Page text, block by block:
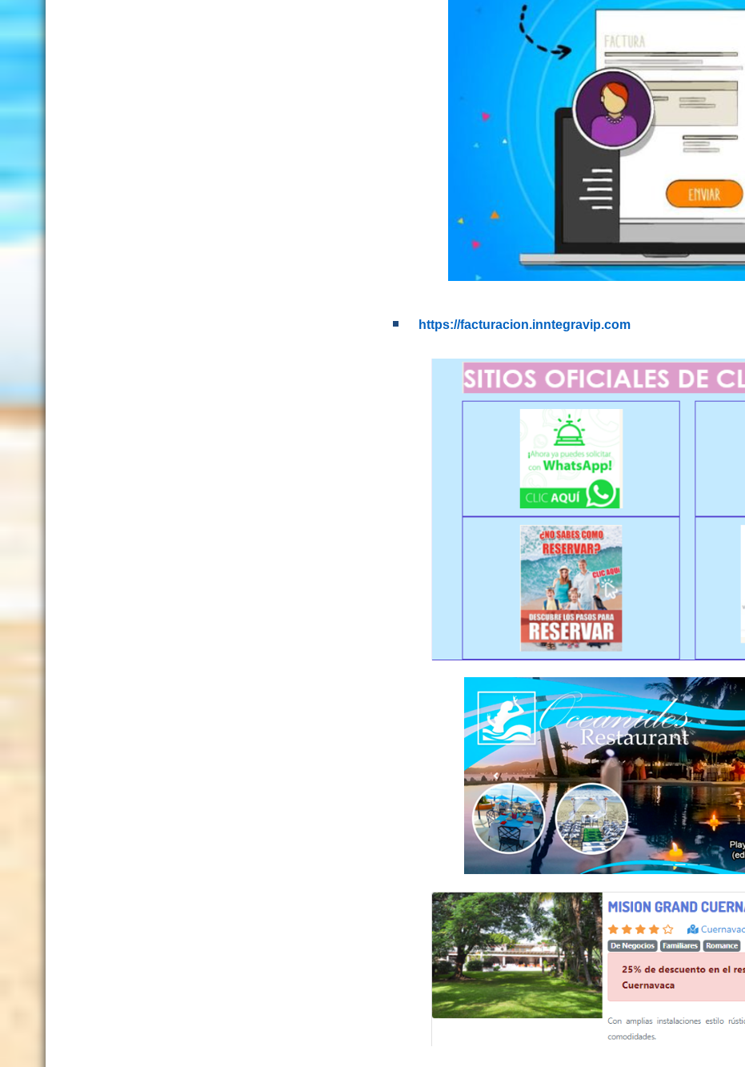
https://facturacion.inntegravip.com